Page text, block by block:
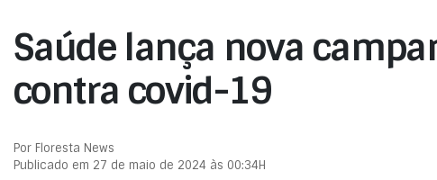
Saúde lança nova
contra covid-19
Por Floresta News
Publicado em 27 de maio de 2024 às 00:34H